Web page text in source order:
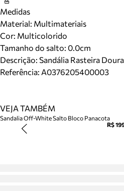
Medidas
Material: Multimateriais
Cor: Multicolorido
Tamanho do salto: 0.0cm
Descrição: Sandália Rasteira
Referência: A0376205400003
VEJA TAMBÉM
Sandalia Off-White Salto Bloco Panacota
R$